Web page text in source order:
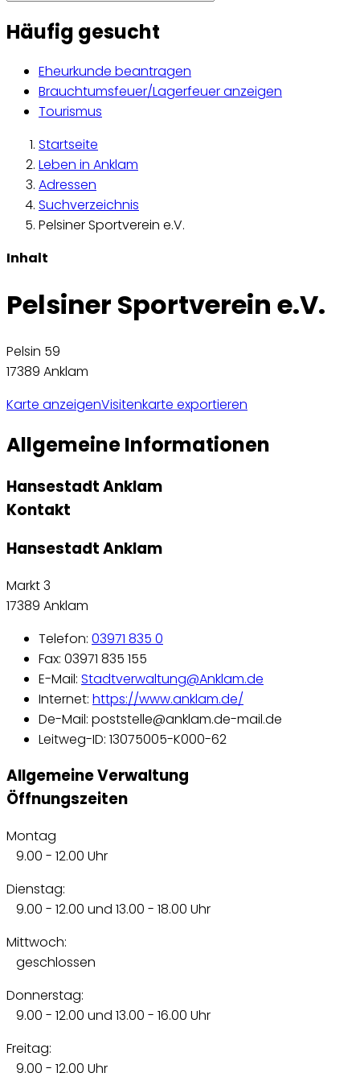
Häufig gesucht
Eheurkunde beantragen
Brauchtumsfeuer/Lagerfeuer anzeigen
Tourismus
Startseite
Leben in Anklam
Adressen
Suchverzeichnis
Pelsiner Sportverein e.V.
Inhalt
Pelsiner Sportverein e.V.
Pelsin 59
17389 Anklam
Karte anzeigenVisitenkarte exportieren
Allgemeine Informationen
Hansestadt Anklam
Kontakt
Hansestadt Anklam
Markt 3
17389 Anklam
Telefon: 03971 835 0
Fax: 03971 835 155
E-Mail: Stadtverwaltung@Anklam.de
Internet: https://www.anklam.de/
De-Mail: poststelle@anklam.de-mail.de
Leitweg-ID: 13075005-K000-62
Allgemeine Verwaltung
Öffnungszeiten
Montag
9.00 - 12.00 Uhr
Dienstag:
9.00 - 12.00 und 13.00 - 18.00 Uhr
Mittwoch:
geschlossen
Donnerstag:
9.00 - 12.00 und 13.00 - 16.00 Uhr
Freitag:
9.00 - 12.00 Uhr